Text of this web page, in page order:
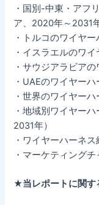
・国別-中東・アフ
ア、2020年～2031
・トルコのワイヤ
・イスラエルのワ
・サウジアラビア
・UAEのワイヤー
・世界のワイヤー
・地域別ワイヤー
2031年）
・ワイヤーハーネ
・マーケティング
★当レポートに関